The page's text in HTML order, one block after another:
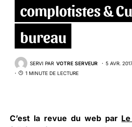
complotistes &
bureau
SERVI PAR VOTRE SERVEUR 5 AVR.
1 MINUTE DE LECTURE
C’est la revue du web par